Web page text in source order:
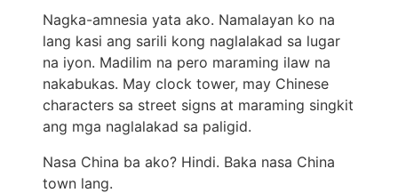
Nagka-amnesia yata ako. Namalayan ko na
lang kasi ang sarili kong naglalakad sa lugar
na iyon. Madilim na pero maraming ilaw na
nakabukas. May clock tower, may Chinese
characters sa street signs at maraming singkit
ang mga naglalakad sa paligid.
Nasa China ba ako? Hindi. Baka nasa China
town lang.